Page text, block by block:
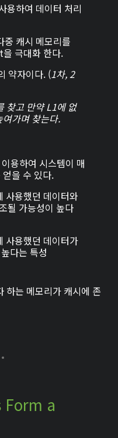
용하여 데이터 처리
캐시 메모리를
극대화 한다.
약자이다. (1차, 2
찾고 만약 L1에 없
가며 찾는다.
용하여 시스템이 매
을 수 있다.
사용했던 데이터와
될 가능성이 높다
사용했던 데이터가
다는 특성
하는 메모리가 캐시에 존
Form a